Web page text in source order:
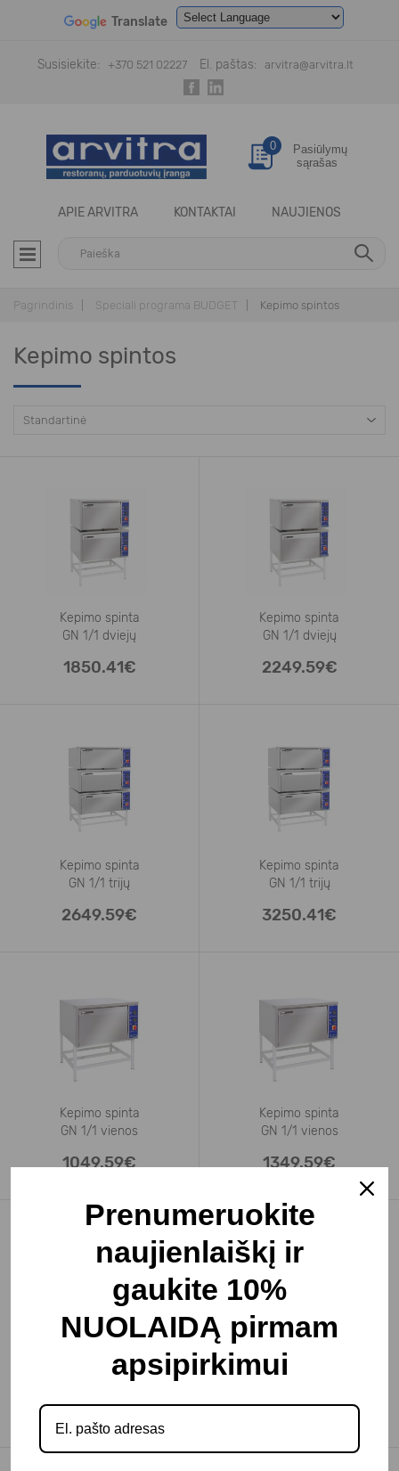
Translate
Susisiekite:
+370 521 02227 El. paštas: arvitra@arvitra.lt
APIE ARVITRA KONTAKTAI NAUJIENOS
0
Pasiūlymų
sąrašas
Pagrindinis Speciali programa BUDGET Kepimo spintos
Kepimo spintos
Kepimo spinta
GN 1/1 dviejų
1850.41€
Kepimo spinta
GN 1/1 dviejų
2249.59€
Kepimo spinta
GN 1/1 trijų
2649.59€
Kepimo spinta
GN 1/1 trijų
3250.41€
Kepimo spinta
GN 1/1 vienos
1049.59€
Kepimo spinta
GN 1/1 vienos
1349.59€
Kepimo spinta
GN 2/1 dviejų
1851.24€
Kepimo spinta
GN 2/1 dviejų
2349.59€
Prenumeruokite
naujienlaiškį ir
gaukite 10%
NUOLAIDĄ pirmam
apsipirkimui